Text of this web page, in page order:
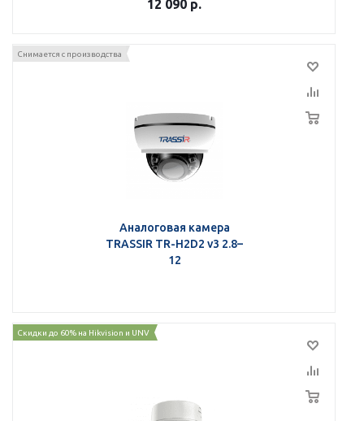
12 090 р.
Снимается с производства
Аналоговая камера
TRASSIR TR-H2D2 v3 2.8–
12
Скидки до 60% на Hikvision и UNV